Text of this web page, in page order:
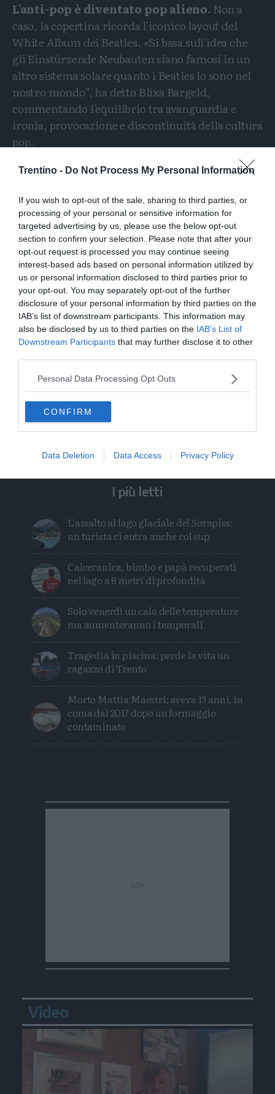
Trentino - Do Not Process My Personal Information
If you wish to opt-out of the sale, sharing to third parties, or
processing of your personal or sensitive information for
targeted advertising by us, please use the below opt-out
section to confirm your selection. Please note that after your
opt-out request is processed you may continue seeing
interest-based ads based on personal information utilized by
us or personal information disclosed to third parties prior to
your opt-out. You may separately opt-out of the further
disclosure of your personal information by third parties on the
IAB’s list of downstream participants. This information may
also be disclosed by us to third parties on the IAB’s List of
Downstream Participants that may further disclose it to other
Personal Data Processing Opt Outs
CONFIRM
Data Deletion Data Access Privacy Policy
L'anti-pop è diventato pop alieno. Non a
caso, la copertina ricorda l'iconico layout del
White Album dei Beatles. «Si basa sull'idea che
gli Einstürzende Neubauten siano famosi in un
altro sistema solare quanto i Beatles lo sono nel
nostro mondo”, ha detto Blixa Bargeld,
commentando l'equilibrio tra avanguardia e
ironia, provocazione e discontinuità della cultura
pop.
Questo approccio definisce anche direttamente il
conduttore tutte le canzoni:il cambiamento, i
giochi mentali utopici e la transitorietà.
Questo ultimo album rappresenta quindi il passo
successivo nell'evoluzione, in cui il linguaggio
familiare viene finalmente abbandonato,
aprendo ulteriori possibilità infinite: la musica
pop aliena.
Info: biglietti acquistabili su
ticket.centrosantachiara.ite su
ticketone.it. C. L.
Condividi
questo
articolo
su
Whatsapp
Condividi
questo
articolo
su
Telegram
TwitterCondividi
Mail
I più letti
L'assalto al lago glaciale del Sorapiss:
un turista ci entra anche col sup
Calceranica, bimbo e papà recuperati
nel lago a 8 metri di profondità
Solo venerdì un calo delle temperature
ma aumenteranno i temporali
Tragedia in piscina: perde la vita un
ragazzo di Trento
Morto Mattia Maestri: aveva 13 anni, in
coma dal 2017 dopo un formaggio
contaminato
Video